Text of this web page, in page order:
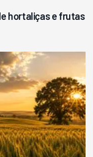
hortaliças e frutas